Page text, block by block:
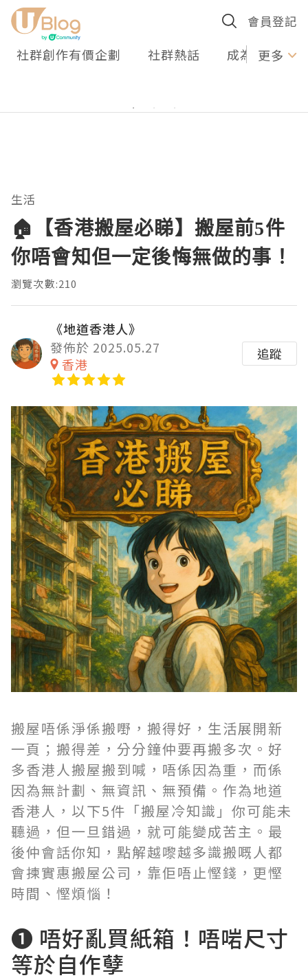
會員登記
社群創作有價企劃 社群熱話 成為U更多
生活
🏠【香港搬屋必睇】搬屋前5件
你唔會知但一定後悔無做的事！
瀏覽次數:210
《地道香港人》
發佈於 2025.05.27
香港
追蹤
搬屋唔係淨係搬嘢，搬得好，生活展開新
一頁；搬得差，分分鐘仲要再搬多次。好
多香港人搬屋搬到喊，唔係因為重，而係
因為無計劃、無資訊、無預備。作為地道
香港人，以下5件「搬屋冷知識」你可能未
聽過，但一旦錯過，就可能變成苦主。最
後仲會話你知，點解越嚟越多識搬嘅人都
會揀實惠搬屋公司，靠佢唔止慳錢，更慳
時間、慳煩惱！
❶ 唔好亂買紙箱！唔啱尺寸
等於自作孽